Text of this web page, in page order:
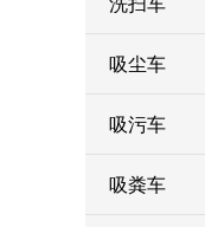
吸尘车
吸污车
吸粪车